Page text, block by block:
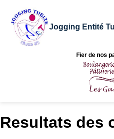
Jogging Entité
Fier de nos
Resultats des